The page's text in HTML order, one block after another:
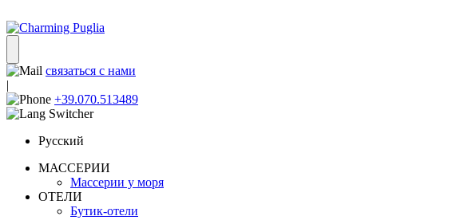
связаться с нами
|
+39.070.513489
Русский
МАССЕРИИ
Массерии у моря
ОТЕЛИ
Бутик-отели